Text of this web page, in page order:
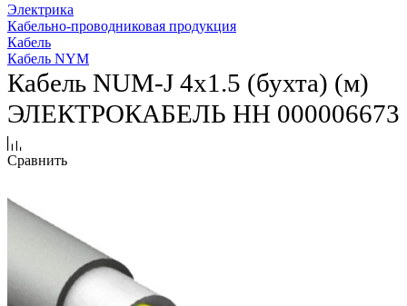
Электрика
Кабельно-проводниковая продукция
Кабель
Кабель NYM
Кабель NUM-J 4х1.5 (бухта) (м)
ЭЛЕКТРОКАБЕЛЬ НН 000006673
Сравнить